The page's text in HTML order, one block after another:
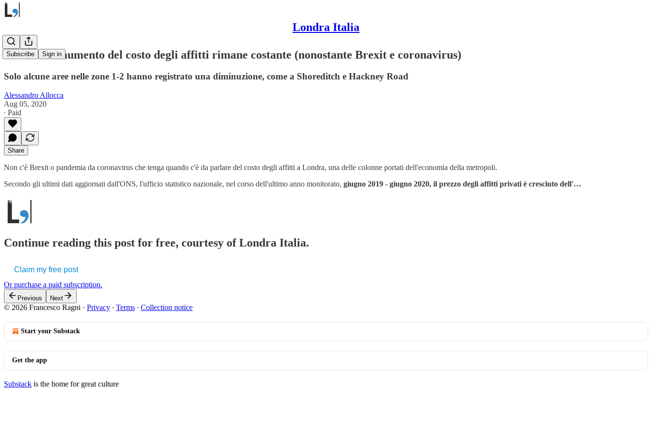
Londra Italia
Subscribe Sign in
A Londra l'aumento del costo degli affitti rimane costante (nonostante Brexit e coronavirus)
Solo alcune aree nelle zone 1-2 hanno registrato una diminuzione, come a Shoreditch e Hackney Road
Alessandro Allocca
Aug 05, 2020
∙ Paid
Share
Non c'è Brexit o pandemia da coronavirus che tenga quando c'è da parlare del costo degli affitti a Londra, una delle colonne portati dell'economia della metropoli.
Secondo gli ultimi dati aggiornati dall'ONS, l'ufficio statistico nazionale, nel corso dell'ultimo anno monitorato, giugno 2019 - giugno 2020, il prezzo degli affitti privati è cresciuto dell'…
Continue reading this post for free, courtesy of Londra Italia.
Claim my free post
Or purchase a paid subscription.
Previous Next
© 2026 Francesco Ragni · Privacy ∙ Terms ∙ Collection notice
Start your Substack
Get the app
Substack is the home for great culture